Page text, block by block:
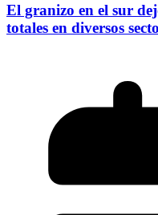
El granizo en el sur
totales en diversos